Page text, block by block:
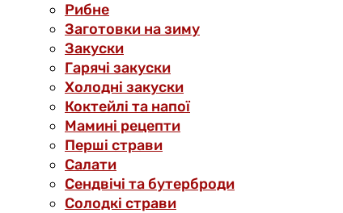
Рибне
Заготовки на зиму
Закуски
Гарячі закуски
Холодні закуски
Коктейлі та напої
Мамині рецепти
Перші страви
Салати
Сендвічі та бутерброди
Солодкі страви